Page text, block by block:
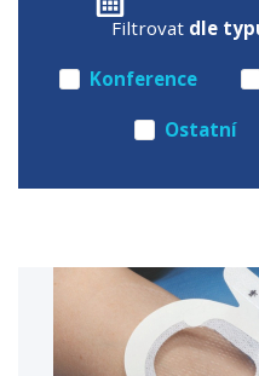
Filtrovat dle
Konference
Ostatní